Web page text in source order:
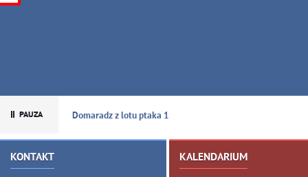
Domaradz z lotu ptaka 1
KONTAKT KALENDARIUM